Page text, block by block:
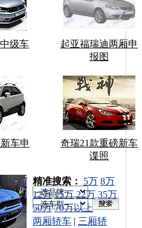
级车
起亚福瑞迪两厢申
报图
车申
奇瑞21款重磅新车
谍照
车型搜索：
精准搜索： 5万 8万
12万 15万 22万 35万
50万 70万以上
两厢轿车 | 三厢轿